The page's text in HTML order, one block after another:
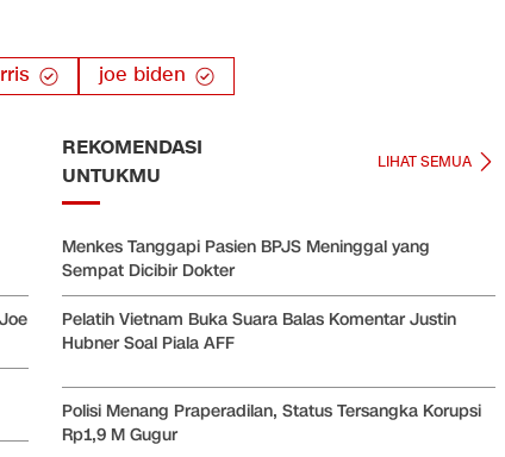
joe biden
REKOMENDASI
UNTUKMU
LIHAT SEMUA
Menkes Tanggapi Pasien BPJS Meninggal yang
Sempat Dicibir Dokter
Pelatih Vietnam Buka Suara Balas Komentar Justin
Hubner Soal Piala AFF
Polisi Menang Praperadilan, Status Tersangka Korupsi
Rp1,9 M Gugur